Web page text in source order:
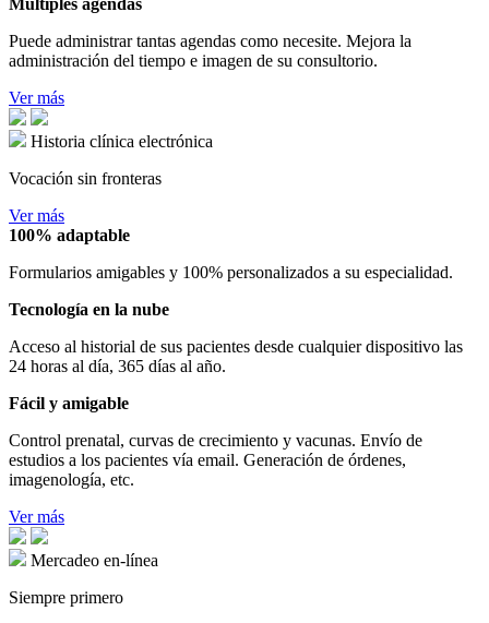
Puede administrar tantas agendas como necesite. Mejora la
administración del tiempo e imagen de su consultorio.
Ver más
Historia clínica electrónica
Vocación sin fronteras
Ver más
100% adaptable
Formularios amigables y 100% personalizados a su especialidad.
Tecnología en la nube
Acceso al historial de sus pacientes desde cualquier dispositivo las
24 horas al día, 365 días al año.
Fácil y amigable
Control prenatal, curvas de crecimiento y vacunas. Envío de
estudios a los pacientes vía email. Generación de órdenes,
imagenología, etc.
Ver más
Mercadeo en-línea
Siempre primero